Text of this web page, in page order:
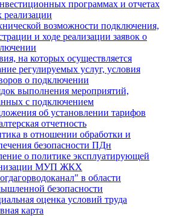
программах и отчетах
реализации
возможности подключения,
и ходе реализации заявок о
на которых осуществляется
регулируемых услуг, условия
о подключении
выполнения мероприятий,
с подключением
об установлении тарифов
отчетность
в отношении обработки и
безопасности ПДн
о политике эксплуатирующей
МУП ЖКХ
в области
безопасности
оценка условий труда
карта